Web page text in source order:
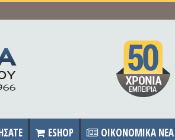
ESHOP OIKONOMIKA NEA